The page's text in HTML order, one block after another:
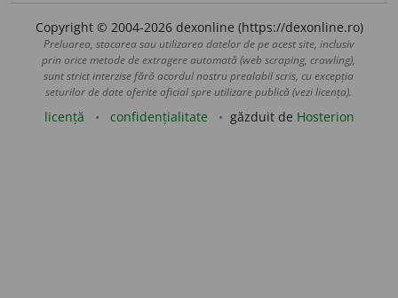
Copyright © 2004-2026 dexonline (https://dexonline.ro)
Preluarea, stocarea sau utilizarea datelor de pe acest site, inclusiv
prin orice metode de extragere automată (web scraping, crawling),
sunt strict interzise fără acordul nostru prealabil scris, cu excepția
seturilor de date oferite oficial spre utilizare publică (vezi licența).
licență confidențialitate găzduit de Hosterion